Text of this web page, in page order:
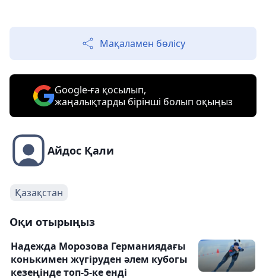
Мақаламен бөлісу
Google-ға қосылып,
жаңалықтарды бірінші болып оқыңыз
Айдос Қали
Қазақстан
Оқи отырыңыз
Надежда Морозова Германиядағы
конькимен жүгіруден әлем кубогы
кезеңінде топ-5-ке енді